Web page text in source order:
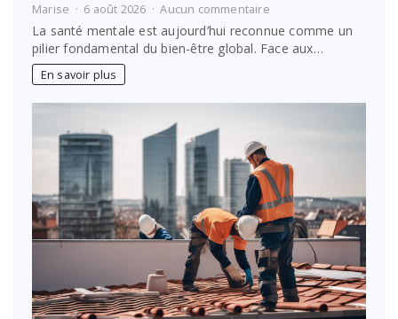
Marise 6 août 2026 Aucun commentairesur
mentale
:
La santé mentale est aujourd’hui reconnue comme un
pilier fondamental du bien-être global. Face aux…
En savoir plus